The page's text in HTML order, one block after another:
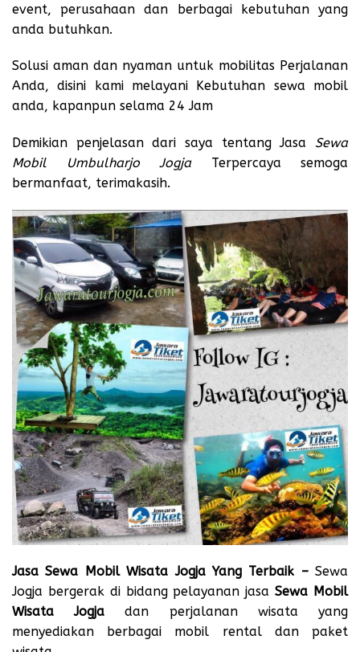
event, perusahaan dan berbagai kebutuhan yang
anda butuhkan.
Solusi aman dan nyaman untuk mobilitas Perjalanan
Anda, disini kami melayani Kebutuhan sewa mobil
anda, kapanpun selama 24 Jam
Demikian penjelasan dari saya tentang Jasa Sewa
Mobil Umbulharjo Jogja Terpercaya semoga
bermanfaat, terimakasih.
Jasa Sewa Mobil Wisata Jogja Yang Terbaik – Sewa
Jogja bergerak di bidang pelayanan jasaSewa Mobil
Wisata Jogja dan perjalanan wisata yang
menyediakan berbagai mobil rental dan paket